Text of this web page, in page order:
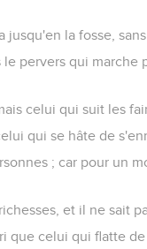
la fosse,
pervers qui marche
celui qui suit les
qui se hâte de
; car pour un
et il ne sait
que celui qui flatte de